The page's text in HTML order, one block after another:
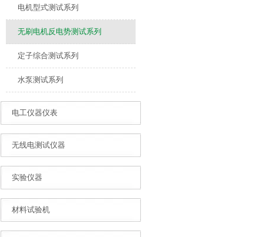
电机型式测试系列
无刷电机反电势测试系列
定子综合测试系列
水泵测试系列
电工仪器仪表
无线电测试仪器
实验仪器
材料试验机